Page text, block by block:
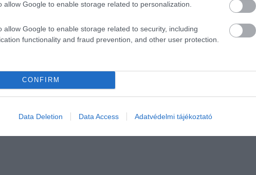
allow Google to enable storage related to personalization.
allow Google to enable storage related to security, including
functionality and fraud prevention, and other user protection.
CONFIRM
Data Deletion Data Access Adatvédelmi tájékoztató
függően kicsit több vagy kevesebb is lehet